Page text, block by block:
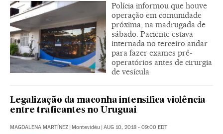
Polícia informou que houve
operação em comunidade
próxima, na madrugada de
sábado. Paciente estava
internada no terceiro andar
para fazer exames pré-
operatórios antes de cirurgia
de vesícula
Legalização da maconha intensifica violência
entre traficantes no Uruguai
MAGDALENA MARTÍNEZ | Montevidéu | AUG 10, 2018 - 09:00 EDT